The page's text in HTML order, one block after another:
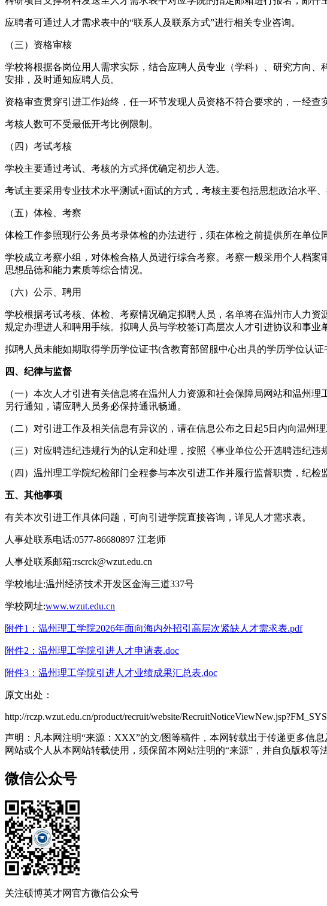
应聘者可通过人才需求表中的“联系人及联系方式”进行相关专业咨询。
（三）资格审核
学校将根据各岗位用人需求实际，结合应聘人员专业（学科）、研究方向
安排，及时通知应聘人员。
资格审查贯穿引进工作始终，任一环节发现人员资格不符合要求的，一经查
考核人数可不受最低开考比例限制。
（四）考试考核
学校主要通过考试、考核的方式择优确定初步人选。
考试主要采用专业技术水平测试+面试的方式，考核主要包括思想政治水平
（五）体检、考察
体检工作参照现行公务员考录体检的办法进行，须在体检之前提供所在单位
学校成立考察小组，对体检合格人员进行综合考察。考察一般采用个人档
思想品德和能力素质等综合情况。
（六）公示、聘用
学校根据考试考核、体检、考察情况确定拟聘人员，名单将在温州市人力
规定办理进人和聘用手续。拟聘人员与学校签订高层次人才引进协议和事业
拟聘人员未能如期取得学历学位证书(含教育部留服中心出具的学历学位认
四、纪律与监督
（一）本次人才引进有关信息将在温州人力资源和社会保障局网站和温州
另行通知，请应聘人员务必保持通讯畅通。
（二）对引进工作及相关信息有异议的，请在信息公布之日起5日内向温州
（三）对应聘违纪违规行为的认定和处理，按照《事业单位公开选聘违纪违
（四）温州理工学院纪检部门全程参与本次引进工作并履行监督职责，纪检
五、其他事项
有关本次引进工作具体问题，可向引进学院直接咨询，详见人才需求表。
人事处联系电话:0577-86680897 江老师
人事处联系邮箱:rscrck@wzut.edu.cn
学校地址:温州经济技术开发区金海三道337号
学校网址:www.wzut.edu.cn
附件1：温州理工学院2026年面向海内外招引高层次紧缺人才需求表.pdf
附件2：温州理工学院引进人才申请表.doc
附件3：温州理工学院引进人才业绩成果汇总表.doc
原文出处：
http://rczp.wzut.edu.cn/product/recruit/website/
声明：凡本网注明“来源：XXX”的文/图等稿件，本网转载出于传递更多信
网站或个人从本网站转载使用，须保留本网站注明的“来源”，并自负版权等
微信公众号
关注硕博英才网官方微信公众号